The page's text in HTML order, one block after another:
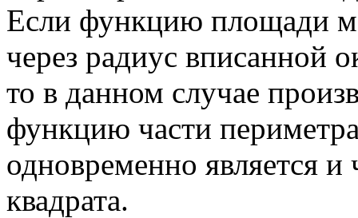
Если функцию площади
через радиус вписанной
то в данном случае
функцию части
одновременно является
квадрата.